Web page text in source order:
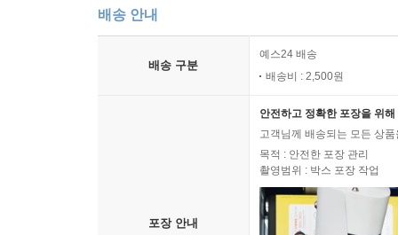
배송 안내
배송 구분
예스24 배송
배송비 : 2,500원
포장 안내
안전하고 정확한 포장을 위
고객님께 배송되는 모든 상
목적 : 안전한 포장 관리
촬영범위 : 박스 포장 작업